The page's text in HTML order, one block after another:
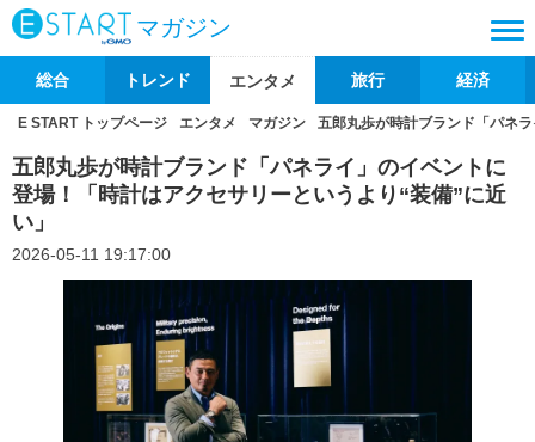
マガジン
総合 トレンド エンタメ 旅行 経済
E START トップページ エンタメ マガジン 五郎丸歩が時計ブランド「パネ
五郎丸歩が時計ブランド「パネライ」のイベントに
登場！「時計はアクセサリーというより“装備”に近
い」
2026-05-11 19:17:00